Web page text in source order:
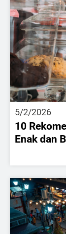
5/2/2026
10
Enak dan